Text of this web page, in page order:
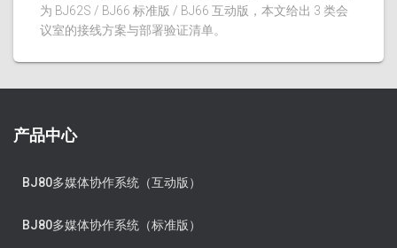
为 BJ62S / BJ66 标准版 / BJ66 互动版，本文给出 3 类会
议室的接线方案与部署验证清单。
产品中心
BJ80多媒体协作系统（互动版）
BJ80多媒体协作系统（标准版）